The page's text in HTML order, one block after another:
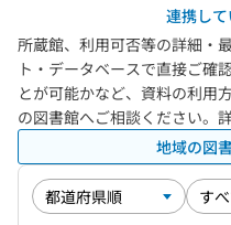
連携し
所蔵館、利用可否等の詳細・
ト・データベースで直接ご確
とが可能かなど、資料の利用
の図書館へご相談ください。
地域の図